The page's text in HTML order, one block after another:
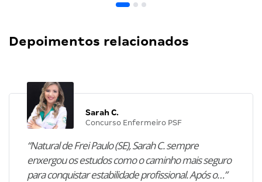
Depoimentos relacionados
Sarah C.
Concurso Enfermeiro PSF
“Natural de Frei Paulo (SE), Sarah C. sempre
enxergou os estudos como o caminho mais seguro
para conquistar estabilidade profissional. Após o…”